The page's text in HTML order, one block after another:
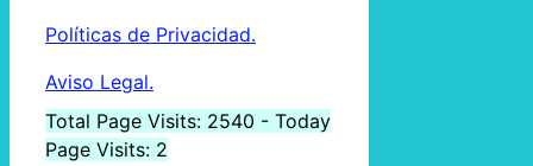
Políticas de Privacidad.
Aviso Legal.
Total Page Visits: 2540 - Today
Page Visits: 2